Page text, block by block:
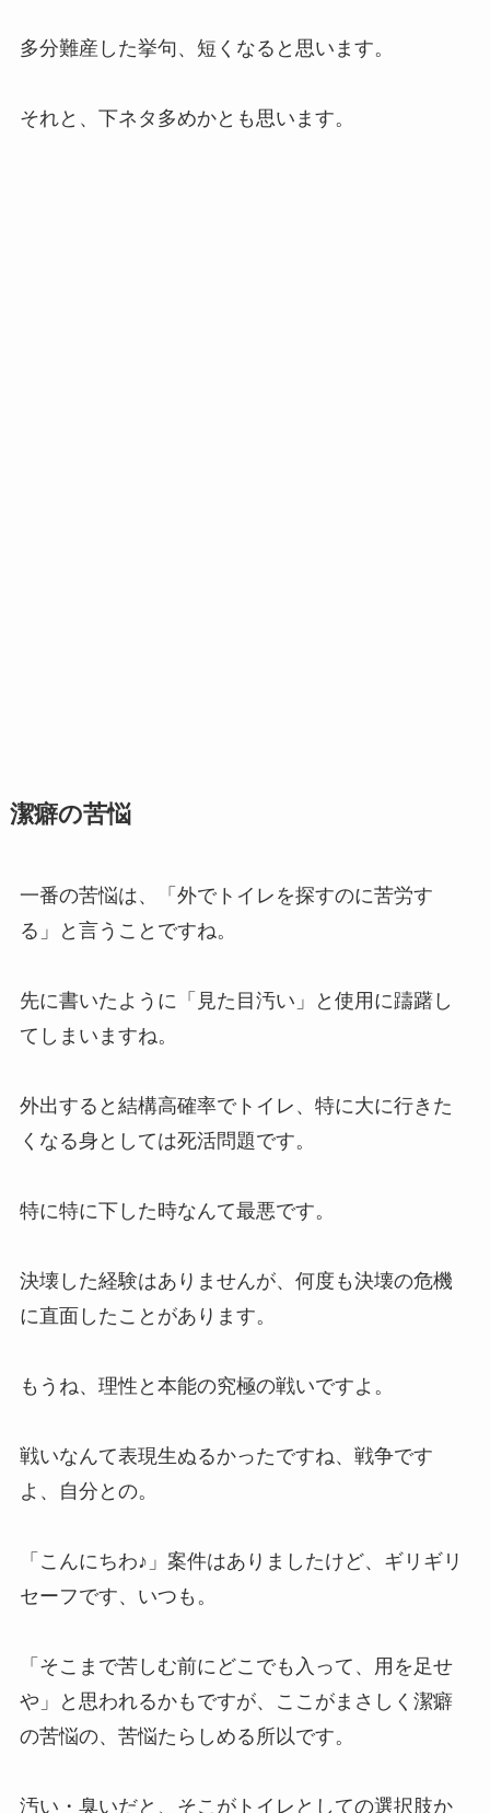
多分難産した挙句、短くなると思います。
それと、下ネタ多めかとも思います。
潔癖の苦悩
一番の苦悩は、「外でトイレを探すのに苦労す
る」と言うことですね。
先に書いたように「見た目汚い」と使用に躊躇し
てしまいますね。
外出すると結構高確率でトイレ、特に大に行きた
くなる身としては死活問題です。
特に特に下した時なんて最悪です。
決壊した経験はありませんが、何度も決壊の危機
に直面したことがあります。
もうね、理性と本能の究極の戦いですよ。
戦いなんて表現生ぬるかったですね、戦争です
よ、自分との。
「こんにちわ♪」案件はありましたけど、ギリギリ
セーフです、いつも。
「そこまで苦しむ前にどこでも入って、用を足せ
や」と思われるかもですが、ここがまさしく潔癖
の苦悩の、苦悩たらしめる所以です。
汚い・臭いだと、そこがトイレとしての選択肢か